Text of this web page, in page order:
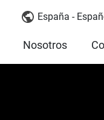
España -
Nosotros